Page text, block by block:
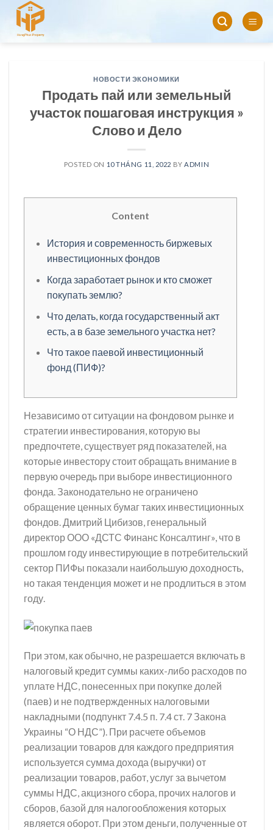
Skip
content
НОВОСТИ ЭКОНОМИКИ
Продать пай или земельный
участок пошаговая инструкция »
Слово и Дело
POSTED ON 10 THÁNG 11, 2022 BY ADMIN
Content
История и современность биржевых
инвестиционных фондов
Когда заработает рынок и кто сможет
покупать землю?
Что делать, когда государственный акт
есть, а в базе земельного участка нет?
Что такое паевой инвестиционный
фонд (ПИФ)?
Независимо от ситуации на фондовом рынке и
стратегии инвестирования, которую вы
предпочтете, существует ряд показателей, на
которые инвестору стоит обращать внимание в
первую очередь при выборе инвестиционного
фонда. Законодательно не ограничено
обращение ценных бумаг таких инвестиционных
фондов. Дмитрий Цибизов, генеральный
директор ООО «ДСТС Финанс Консалтинг», что в
прошлом году инвестирующие в потребительский
сектор ПИФы показали наибольшую доходность,
но такая тенденция может и не продлиться в этом
году.
При этом, как обычно, не разрешается включать в
налоговый кредит суммы каких-либо расходов по
уплате НДС, понесенных при покупке долей
(паев) и не подтвержденных налоговыми
накладными (подпункт 7.4.5 п. 7.4 ст. 7 Закона
Украины “О НДС”). При расчете объемов
реализации товаров для каждого предприятия
используется сумма дохода (выручки) от
реализации товаров, работ, услуг за вычетом
суммы НДС, акцизного сбора, прочих налогов и
сборов, базой для налогообложения которых
является оборот. При этом деньги, полученные от